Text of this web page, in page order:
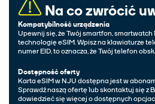
Na co zwrócić
Kompatybilność urządzenia
Upewnij się, że Twój smartfon,
technologię eSIM. Wpisz na klawiaturze
numer EID, to oznacza, że Twój telefon
Dostępność oferty
Karta eSIM w NJU dostępna jest w
Sprawdź naszą ofertę lub skontaktuj się z
dowiedzieć się więcej o dostępnych